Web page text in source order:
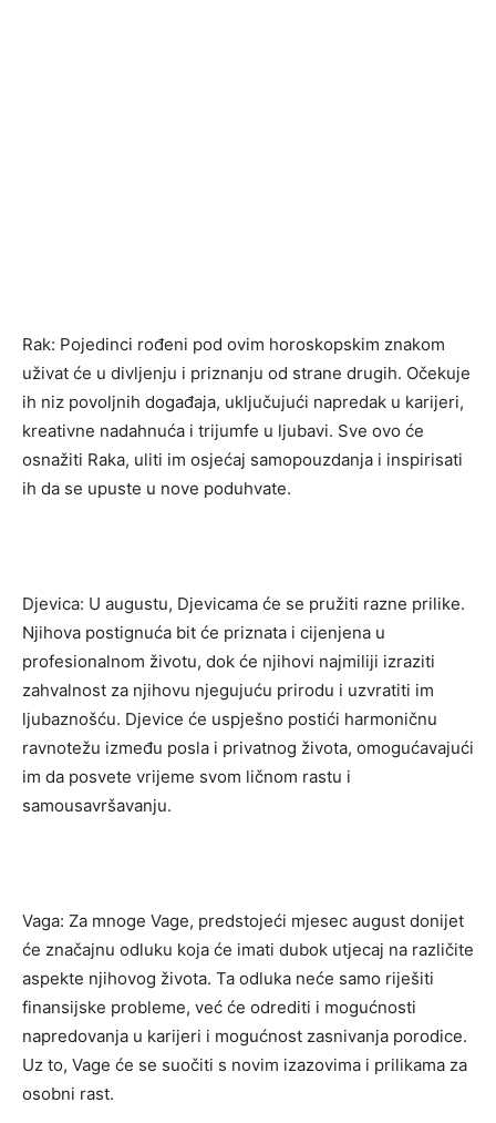
Rak: Pojedinci rođeni pod ovim horoskopskim znakom
uživat će u divljenju i priznanju od strane drugih. Očekuje
ih niz povoljnih događaja, uključujući napredak u karijeri,
kreativne nadahnuća i trijumfe u ljubavi. Sve ovo će
osnažiti Raka, uliti im osjećaj samopouzdanja i inspirisati
ih da se upuste u nove poduhvate.
Djevica: U augustu, Djevicama će se pružiti razne prilike.
Njihova postignuća bit će priznata i cijenjena u
profesionalnom životu, dok će njihovi najmiliji izraziti
zahvalnost za njihovu njegujuću prirodu i uzvratiti im
ljubaznošću. Djevice će uspješno postići harmoničnu
ravnotežu između posla i privatnog života, omogućavajući
im da posvete vrijeme svom ličnom rastu i
samousavršavanju.
Vaga: Za mnoge Vage, predstojeći mjesec august donijet
će značajnu odluku koja će imati dubok utjecaj na različite
aspekte njihovog života. Ta odluka neće samo riješiti
finansijske probleme, već će odrediti i mogućnosti
napredovanja u karijeri i mogućnost zasnivanja porodice.
Uz to, Vage će se suočiti s novim izazovima i prilikama za
osobni rast.